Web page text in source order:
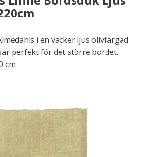
​i en vacker ljus olivfärgad
perfekt för det större bordet.
cm.